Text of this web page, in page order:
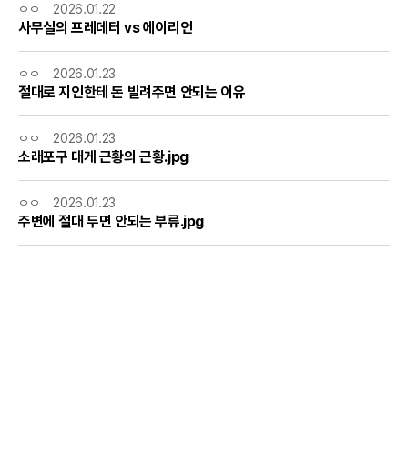
ㅇㅇ 2026.01.22
사무실의 프레데터 vs 에이리언
ㅇㅇ 2026.01.23
절대로 지인한테 돈 빌려주면 안되는 이유
ㅇㅇ 2026.01.23
소래포구 대게 근황의 근황.jpg
ㅇㅇ 2026.01.23
주변에 절대 두면 안되는 부류.jpg